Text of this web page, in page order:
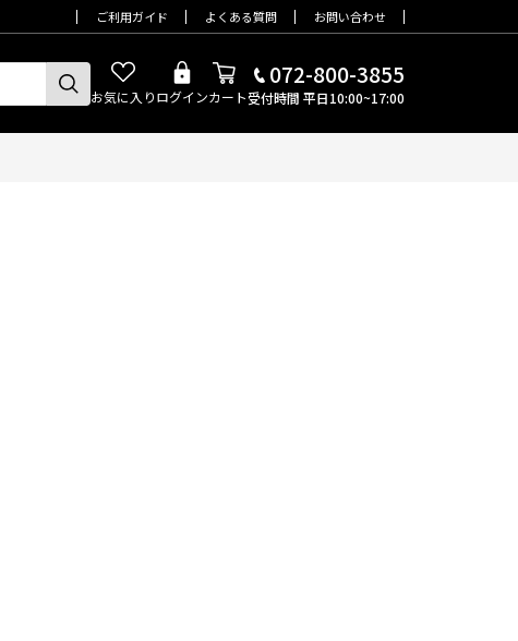
ご利用ガイド よくある質問 お問い合わせ
お気に入りログインカート
072-800-3855
受付時間 平日10:00~17:00